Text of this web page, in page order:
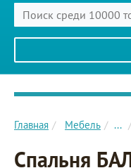
Главное меню
Главная Мебель ...
Спальня